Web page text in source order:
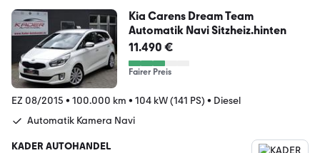
Kia Carens Dream Team
Automatik Navi Sitzheiz.hinten
11.490 €
Fairer Preis
EZ 08/2015 • 100.000 km • 104 kW (141 PS) • Diesel
Automatik Kamera Navi
KADER AUTOHANDEL